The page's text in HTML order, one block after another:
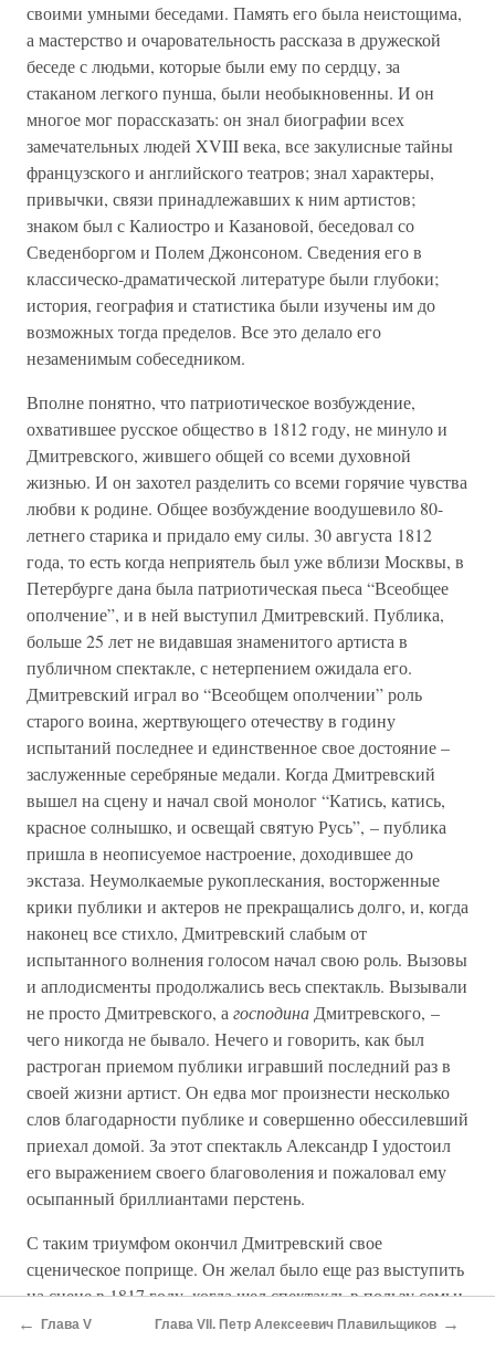
своими умными беседами. Память его была неистощима,
а мастерство и очаровательность рассказа в дружеской
беседе с людьми, которые были ему по сердцу, за
стаканом легкого пунша, были необыкновенны. И он
многое мог порассказать: он знал биографии всех
замечательных людей XVIII века, все закулисные тайны
французского и английского театров; знал характеры,
привычки, связи принадлежавших к ним артистов;
знаком был с Калиостро и Казановой, беседовал со
Сведенборгом и Полем Джонсоном. Сведения его в
классическо-драматической литературе были глубоки;
история, география и статистика были изучены им до
возможных тогда пределов. Все это делало его
незаменимым собеседником.
Вполне понятно, что патриотическое возбуждение,
охватившее русское общество в 1812 году, не минуло и
Дмитревского, жившего общей со всеми духовной
жизнью. И он захотел разделить со всеми горячие чувства
любви к родине. Общее возбуждение воодушевило 80-
летнего старика и придало ему силы. 30 августа 1812
года, то есть когда неприятель был уже вблизи Москвы, в
Петербурге дана была патриотическая пьеса “Всеобщее
ополчение”, и в ней выступил Дмитревский. Публика,
больше 25 лет не видавшая знаменитого артиста в
публичном спектакле, с нетерпением ожидала его.
Дмитревский играл во “Всеобщем ополчении” роль
старого воина, жертвующего отечеству в годину
испытаний последнее и единственное свое достояние –
заслуженные серебряные медали. Когда Дмитревский
вышел на сцену и начал свой монолог “Катись, катись,
красное солнышко, и освещай святую Русь”, – публика
пришла в неописуемое настроение, доходившее до
экстаза. Неумолкаемые рукоплескания, восторженные
крики публики и актеров не прекращались долго, и, когда
наконец все стихло, Дмитревский слабым от
испытанного волнения голосом начал свою роль. Вызовы
и аплодисменты продолжались весь спектакль. Вызывали
не просто Дмитревского, а господина Дмитревского, –
чего никогда не бывало. Нечего и говорить, как был
растроган приемом публики игравший последний раз в
своей жизни артист. Он едва мог произнести несколько
слов благодарности публике и совершенно обессилевший
приехал домой. За этот спектакль Александр I удостоил
его выражением своего благоволения и пожаловал ему
осыпанный бриллиантами перстень.
С таким триумфом окончил Дмитревский свое
сценическое поприще. Он желал было еще раз выступить
на сцене в 1817 году, когда шел спектакль в пользу семьи
умершего актера Яковлева; но болезнь, усилившаяся в
← Глава V Глава VII. Петр Алексеевич Плавильщиков →